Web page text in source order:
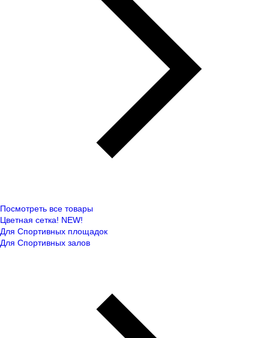
Посмотреть все товары
Цветная сетка! NEW!
Для Спортивных площадок
Для Спортивных залов